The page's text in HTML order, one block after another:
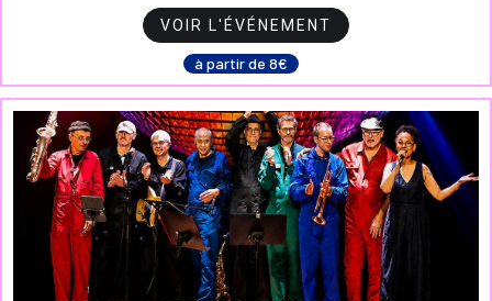
VOIR L'ÉVÉNEMENT
à partir de 8€